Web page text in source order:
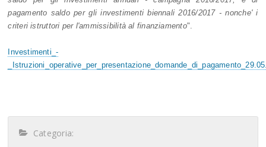
pagamento saldo per gli investimenti biennali 2016/2017 - nonche' i
criteri istruttori per l'ammissibilità al finanziamento".
Investimenti_-
Categoria: